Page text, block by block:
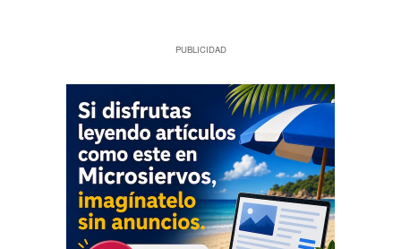
PUBLICIDAD